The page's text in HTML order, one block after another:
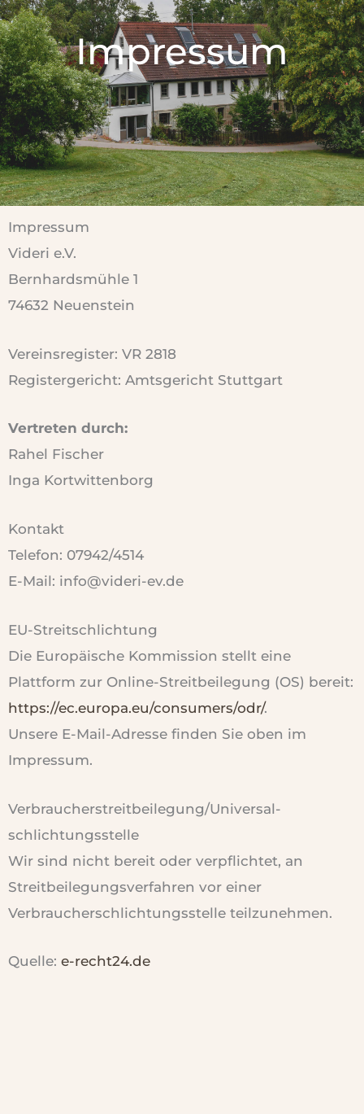
Impressum
Impressum
Videri e.V.
Bernhardsmühle 1
74632 Neuenstein
Vereinsregister: VR 2818
Registergericht: Amtsgericht Stuttgart
Vertreten durch:
Rahel Fischer
Inga Kortwittenborg
Kontakt
Telefon: 07942/4514
E-Mail: info@videri-ev.de
EU-Streitschlichtung
Die Europäische Kommission stellt eine
Plattform zur Online-Streitbeilegung (OS) bereit:
https://ec.europa.eu/consumers/odr/.
Unsere E-Mail-Adresse finden Sie oben im
Impressum.
Verbraucher­streit­beilegung/Universal­
schlichtungs­stelle
Wir sind nicht bereit oder verpflichtet, an
Streitbeilegungsverfahren vor einer
Verbraucherschlichtungsstelle teilzunehmen.
Quelle: e-recht24.de